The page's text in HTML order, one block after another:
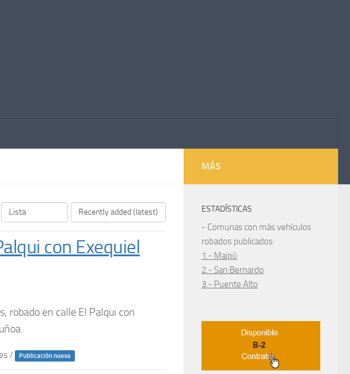
con Exequiel
robado en calle El Palqui con
/ Publicación nueva
MÁS
ESTADÍSTICAS
- Comunas con más vehículos
robados publicados:
1.- Maipú
2.- San Bernardo
3.- Puente Alto